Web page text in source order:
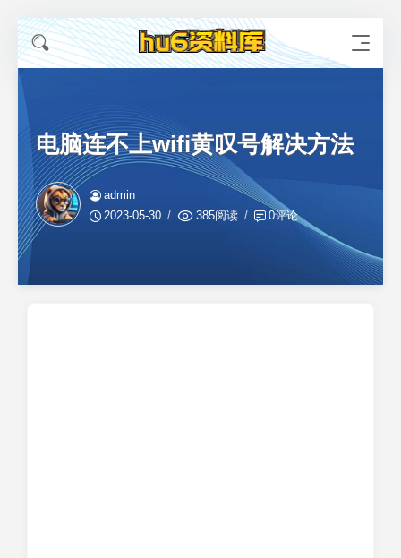
电脑连不上wifi黄叹号解决方法
admin
2023-05-30
385阅读 0评论